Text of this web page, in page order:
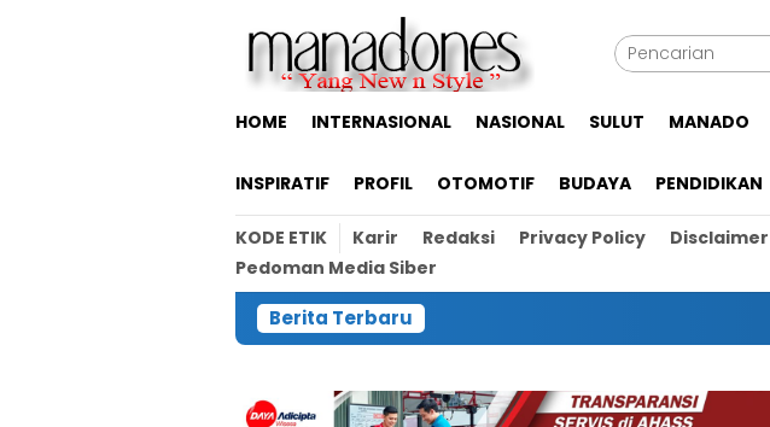
HOME INTERNASIONAL NASIONAL SULUT MANADO
INSPIRATIF PROFIL OTOMOTIF BUDAYA PENDIDIKAN
KODE ETIK Karir Redaksi Privacy Policy Disclaimer
Pedoman Media Siber
Berita Terbaru